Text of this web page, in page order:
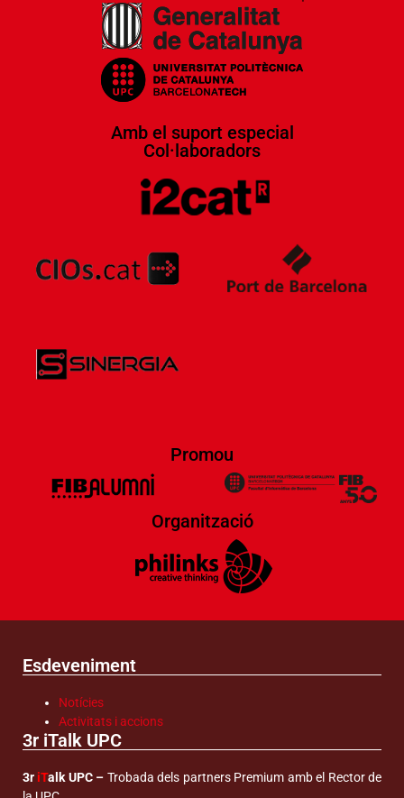
Amb el suport especial
Col·laboradors​
Promou
Organització
Esdeveniment
Notícies
Activitats i accions
3r iTalk UPC
3r iTalk UPC – Trobada dels partners Premium amb el Rector de